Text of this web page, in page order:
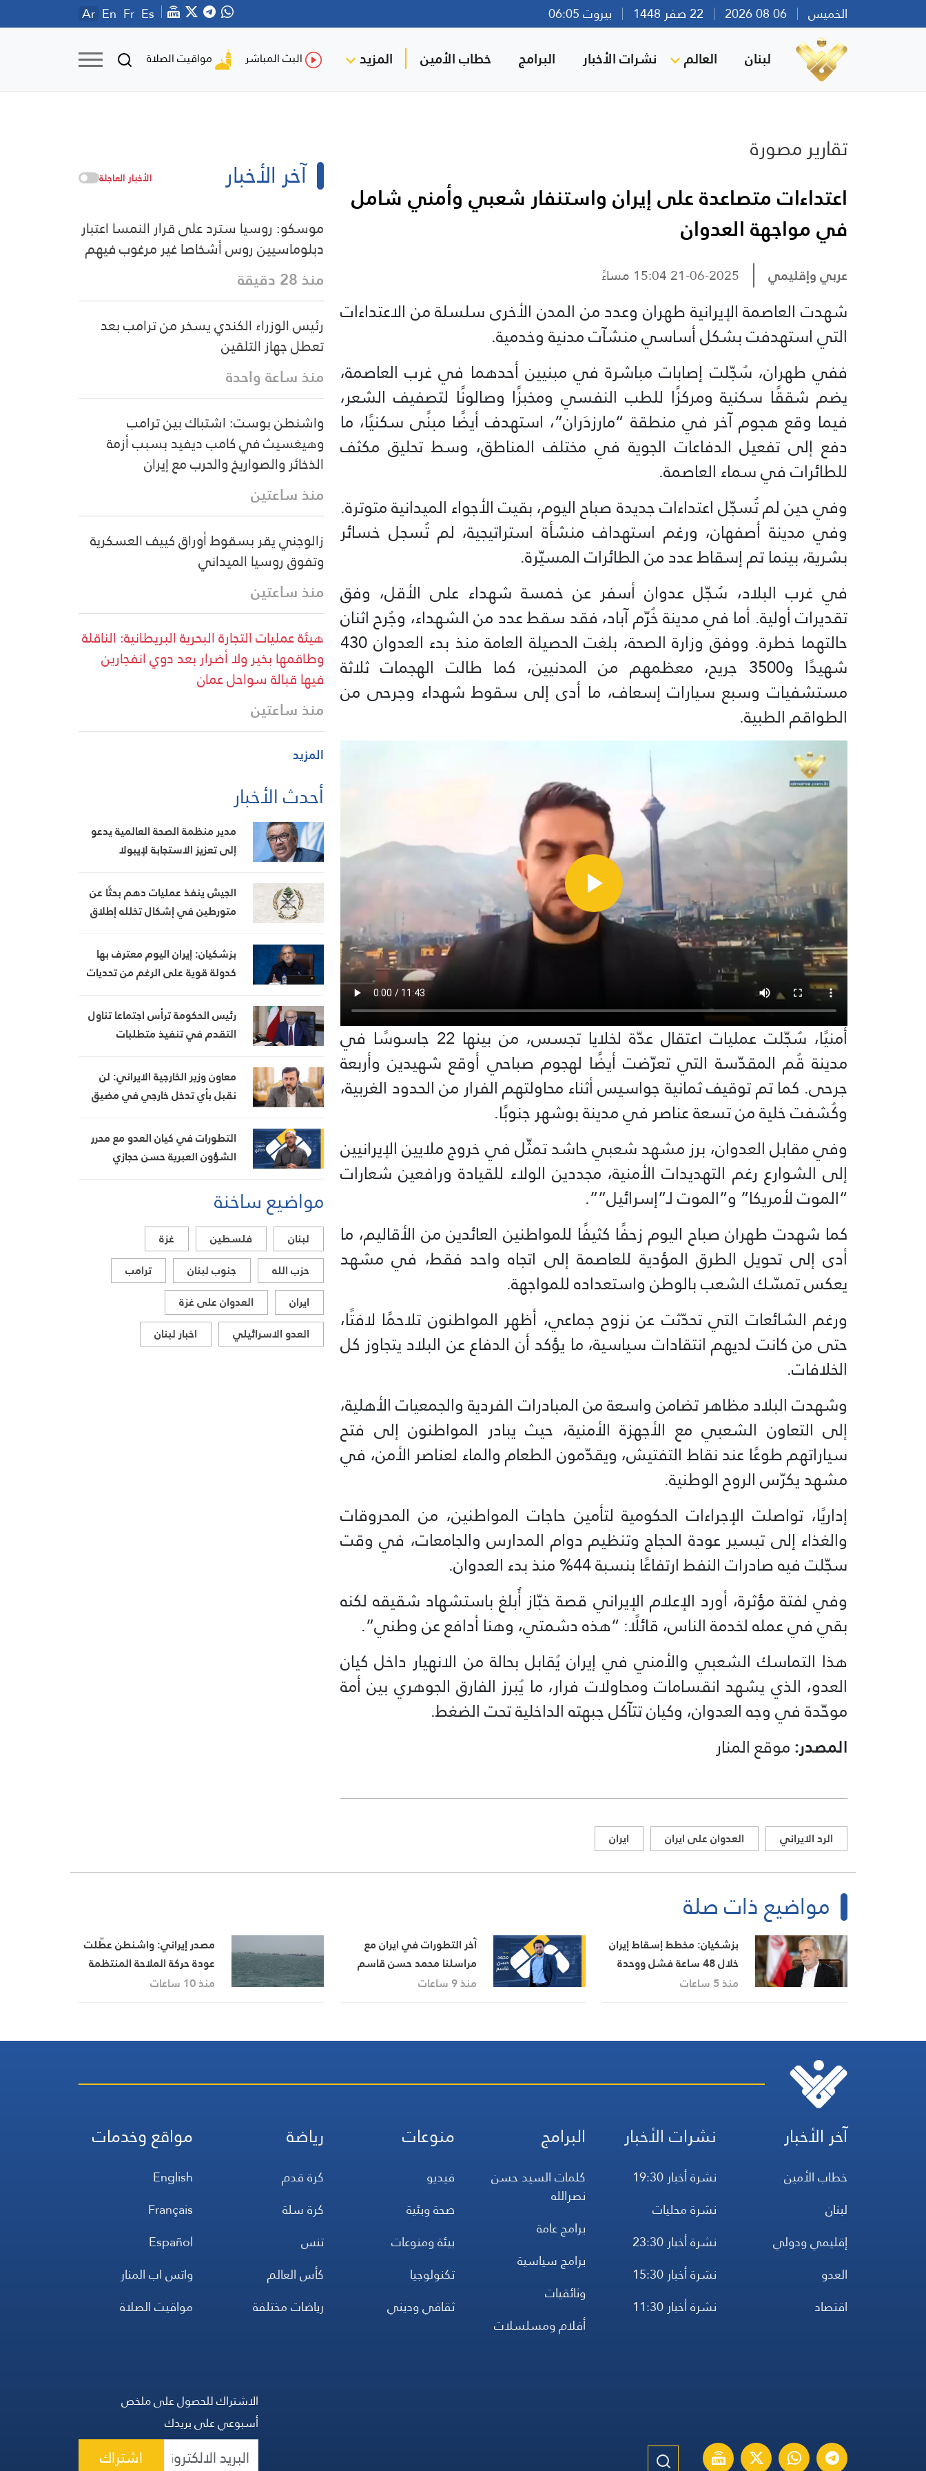
الخميس بيروت 06:05 Ar En Fr Es
لبنان العالم نشرات الأخبار البرامج خطاب الأمين المزيد البث المباشر مواقيت الصلاة
تقارير مصورة
اعتداءات متصاعدة على إيران واستنفار شعبي وأمني شامل
في مواجهة العدوان
عربي وإقليمي 21-06-2025 15:04 مساءً
شهدت العاصمة الإيرانية طهران وعدد من المدن الأخرى سلسلة من الاعتداءات
التي استهدفت بشكل أساسي منشآت مدنية وخدمية.
ففي طهران، سُجّلت إصابات مباشرة في مبنيين أحدهما في غرب العاصمة،
يضم شققًا سكنية ومركزًا للطب النفسي ومخبزًا وصالونًا لتصفيف الشعر،
فيما وقع هجوم آخر في منطقة “مارزدَران”، استهدف أيضًا مبنًى سكنيًا، ما
دفع إلى تفعيل الدفاعات الجوية في مختلف المناطق، وسط تحليق مكثف
للطائرات في سماء العاصمة.
وفي حين لم تُسجّل اعتداءات جديدة صباح اليوم، بقيت الأجواء الميدانية متوترة.
وفي مدينة أصفهان، ورغم استهداف منشأة استراتيجية، لم تُسجل خسائر
بشرية، بينما تم إسقاط عدد من الطائرات المسيّرة.
في غرب البلاد، سُجّل عدوان أسفر عن خمسة شهداء على الأقل، وفق
تقديرات أولية. أما في مدينة خُرّم آباد، فقد سقط عدد من الشهداء، وجُرح اثنان
حالتهما خطرة. ووفق وزارة الصحة، بلغت الحصيلة العامة منذ بدء العدوان 430
شهيدًا و3500 جريح، معظمهم من المدنيين، كما طالت الهجمات ثلاثة
مستشفيات وسبع سيارات إسعاف، ما أدى إلى سقوط شهداء وجرحى من
الطواقم الطبية.
أمنيًا، سُجّلت عمليات اعتقال عدّة لخلايا تجسس، من بينها 22 جاسوسًا في
مدينة قُم المقدّسة التي تعرّضت أيضًا لهجوم صباحي أوقع شهيدين وأربعة
جرحى. كما تم توقيف ثمانية جواسيس أثناء محاولتهم الفرار من الحدود الغربية،
وكُشفت خلية من تسعة عناصر في مدينة بوشهر جنوبًا.
وفي مقابل العدوان، برز مشهد شعبي حاشد تمثّل في خروج ملايين الإيرانيين
إلى الشوارع رغم التهديدات الأمنية، مجددين الولاء للقيادة ورافعين شعارات
“الموت لأمريكا” و”الموت لـ”إسرائيل””.
كما شهدت طهران صباح اليوم زحفًا كثيفًا للمواطنين العائدين من الأقاليم، ما
أدى إلى تحويل الطرق المؤدية للعاصمة إلى اتجاه واحد فقط، في مشهد
يعكس تمسّك الشعب بالوطن واستعداده للمواجهة.
ورغم الشائعات التي تحدّثت عن نزوح جماعي، أظهر المواطنون تلاحمًا لافتًا،
حتى من كانت لديهم انتقادات سياسية، ما يؤكد أن الدفاع عن البلاد يتجاوز كل
الخلافات.
وشهدت البلاد مظاهر تضامن واسعة من المبادرات الفردية والجمعيات الأهلية،
إلى التعاون الشعبي مع الأجهزة الأمنية، حيث يبادر المواطنون إلى فتح
سياراتهم طوعًا عند نقاط التفتيش، ويقدّمون الطعام والماء لعناصر الأمن، في
مشهد يكرّس الروح الوطنية.
إداريًا، تواصلت الإجراءات الحكومية لتأمين حاجات المواطنين، من المحروقات
والغذاء إلى تيسير عودة الحجاج وتنظيم دوام المدارس والجامعات، في وقت
سجّلت فيه صادرات النفط ارتفاعًا بنسبة 44% منذ بدء العدوان.
وفي لفتة مؤثرة، أورد الإعلام الإيراني قصة خبّاز أُبلغ باستشهاد شقيقه لكنه
بقي في عمله لخدمة الناس، قائلًا: “هذه دشمتي، وهنا أدافع عن وطني”.
هذا التماسك الشعبي والأمني في إيران يُقابل بحالة من الانهيار داخل كيان
العدو، الذي يشهد انقسامات ومحاولات فرار، ما يُبرز الفارق الجوهري بين أمة
موحّدة في وجه العدوان، وكيان تتآكل جبهته الداخلية تحت الضغط.
المصدر:موقع المنار
الرد الايراني العدوان على ايران ايران
آخر الأخبار الأخبار العاجلة
موسكو: روسيا سترد على قرار النمسا اعتبار
دبلوماسيين روس أشخاصا غير مرغوب فيهم
منذ 28 دقيقة
رئيس الوزراء الكندي يسخر من ترامب بعد
تعطل جهاز التلقين
منذ ساعة واحدة
واشنطن بوست: اشتباك بين ترامب
وهيغسيث في كامب ديفيد بسبب أزمة
الذخائر والصواريخ والحرب مع إيران
منذ ساعتين
زالوجني يقر بسقوط أوراق كييف العسكرية
وتفوق روسيا الميداني
منذ ساعتين
هيئة عمليات التجارة البحرية البريطانية: الناقلة
وطاقمها بخير ولا أضرار بعد دوي انفجارين
فيها قبالة سواحل عمان
منذ ساعتين
المزيد
أحدث الأخبار
مدير منظمة الصحة العالمية يدعو
إلى تعزيز الاستجابة لإيبولا
الجيش ينفذ عمليات دهم بحثًا عن
متورطين في إشكال تخلله إطلاق
ويتلف 16 خيمة مزروعة بالماريجوانا
بزشكيان: إيران اليوم معترف بها
كدولة قوية على الرغم من تحديات
رئيس الحكومة ترأس اجتماعا تناول
التقدم في تنفيذ متطلبات
من القائمة الرمادية
معاون وزير الخارجية الايراني: لن
نقبل بأي تدخل خارجي في مضيق
التطورات في كيان العدو مع محرر
الشؤون العبرية حسن حجازي
مواضيع ساخنة
لبنان فلسطين
غزة
حزب الله
جنوب لبنان
ترامب
ايران
العدوان على غزة
العدو الاسرائيلي
اخبار لبنان
مواضيع ذات صلة
بزشكيان: مخطط إسقاط إيران
خلال 48 ساعة فشل ووحدة
الشعب أحبطته
منذ 5 ساعات
آخر التطورات في ايران مع
مراسلنا محمد حسن قاسم
منذ 9 ساعات
مصدر إيراني: واشنطن عطّلت
عودة حركة الملاحة المنتظمة
في مضيق هرمز
منذ 10 ساعات
آخر الأخبار
خطاب الأمين
لبنان
إقليمي ودولي
العدو
اقتصاد
نشرات الأخبار
نشرة أخبار 19:30
نشرة محليات
نشرة أخبار 23:30
نشرة أخبار 15:30
نشرة أخبار 11:30
البرامج
كلمات السيد حسن
نصرالله
برامج عامة
برامج سياسية
وثائقيات
أفلام ومسلسلات
منوعات
فيديو
صحة وبئية
بيئة ومنوعات
تكنولوجيا
ثقافي وديني
رياضة
كرة قدم
كرة سلة
تنس
كأس العالم
رياضات مختلفة
مواقع وخدمات
English
Français
Español
واتس اب المنار
مواقيت الصلاة
الاشتراك للحصول على ملخص
أسبوعي على بريدك
اشتراك